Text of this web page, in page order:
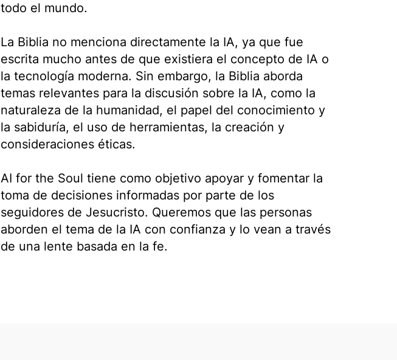
todo el mundo.
La Biblia no menciona directamente la IA, ya que fue
escrita mucho antes de que existiera el concepto de IA o
la tecnología moderna. Sin embargo, la Biblia aborda
temas relevantes para la discusión sobre la IA, como la
naturaleza de la humanidad, el papel del conocimiento y
la sabiduría, el uso de herramientas, la creación y
consideraciones éticas.
AI for the Soul tiene como objetivo apoyar y fomentar la
toma de decisiones informadas por parte de los
seguidores de Jesucristo. Queremos que las personas
aborden el tema de la IA con confianza y lo vean a través
de una lente basada en la fe.